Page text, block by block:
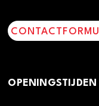
OPENINGSTIJDEN